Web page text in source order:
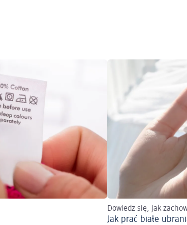
Dowiedz się, jak
Jak prać białe